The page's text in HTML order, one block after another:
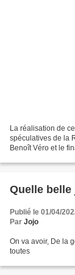
La réalisation de
spéculatives de la
Benoît Véro et le
Quelle belle
Publié le 01/04/
Par Jojo
On va avoir, De la
toutes